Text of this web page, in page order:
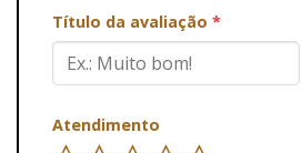
Título da avaliação *
Atendimento